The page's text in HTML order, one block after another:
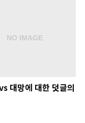
대망에 대한 덧글의